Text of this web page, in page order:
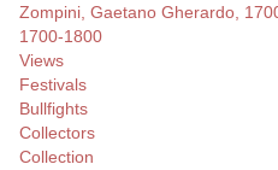
Zompini, Gaetano Gherardo,
1700-1800
Views
Festivals
Bullfights
Collectors
Collection